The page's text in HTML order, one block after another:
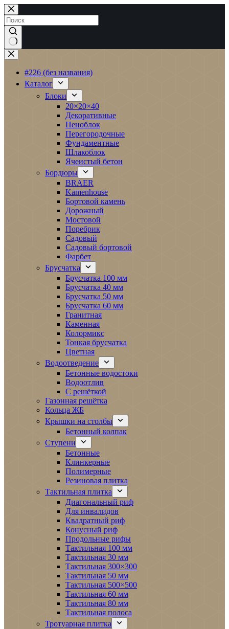
Перейти
к
сути
Ничего
не
найдено#226 (без названия)
Каталог
Блоки
20×20×40
Декоративные
Пеноблок
Перегородочные
Фундаментные
Шлакоблок
Ячеистый бетон
Бордюры
BRAER
Kamenhouse
Бортовой камень
Дорожный
Мостовой
Поребрик
Садовый
Садовый бортовой
Фарбет
Брусчатка
Брусчатка 100 мм
Брусчатка 40 мм
Брусчатка 50 мм
Брусчатка 60 мм
Гранитная
Каменная
Колормикс
Тонкая брусчатка
Цветная
Водоотведение
Бетонные водостоки
Водоотлив
С решёткой
Газонная решётка
Кольца ЖБ
Крышки на столбы
Бетонный колпак
Ступени
Бетонные
Клинкерные
Полимерные
Резиновая плитка
Тактильная плитка
Диагональный риф
Для инвалидов
Квадратный риф
Конусный риф
Продольные рифы
Тактильная 100 мм
Тактильная 30 мм
Тактильная 300×300
Тактильная 50 мм
Тактильная 500×500
Тактильная 60 мм
Тактильная 80 мм
Тактильная полоса
Тротуарная плитка